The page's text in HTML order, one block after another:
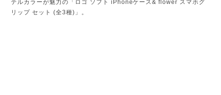
テルカラーが魅力の「ロゴ ソフト iPhoneケース& flower スマホグ
リップ セット (全3種)」。